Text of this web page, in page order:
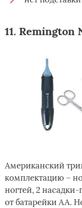
11. Remington
Американский
комплектацию –
ногтей, 2 насадки-
от батарейки АА.